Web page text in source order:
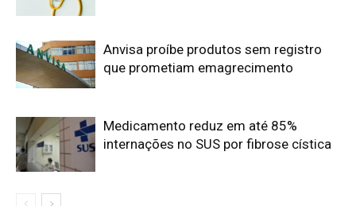
Anvisa proíbe produtos sem registro
que prometiam emagrecimento
Medicamento reduz em até 85%
internações no SUS por fibrose cística